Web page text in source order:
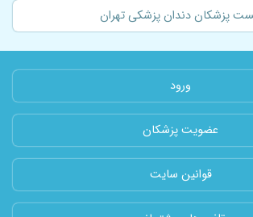
پزشکان دندان پزشکی تهران
ورود
عضویت پزشکان
قوانین سایت